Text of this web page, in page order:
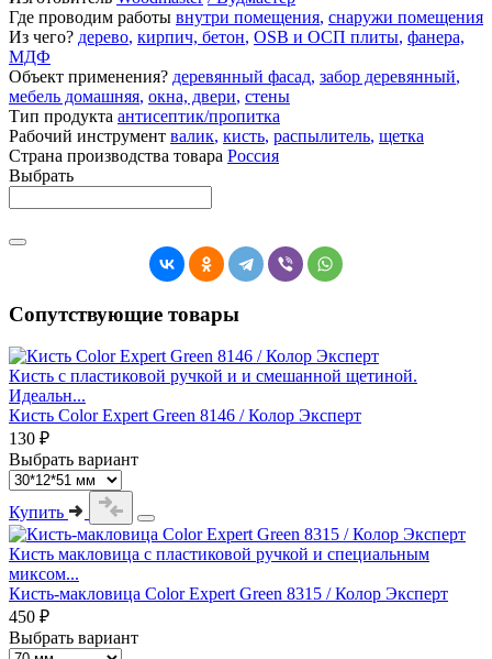
Где проводим работы внутри помещения, снаружи помещения
Из чего? дерево, кирпич, бетон, OSB и ОСП плиты, фанера,
МДФ
Объект применения? деревянный фасад, забор деревянный,
мебель домашняя, окна, двери, стены
Тип продукта антисептик/пропитка
Рабочий инструмент валик, кисть, распылитель, щетка
Страна производства товара Россия
Выбрать
Сопутствующие товары
Кисть с пластиковой ручкой и и смешанной щетиной.
Идеальн...
Кисть Color Expert Green 8146 / Колор Эксперт
130 ₽
Выбрать вариант
Купить
Кисть макловица с пластиковой ручкой и специальным
миксом...
Кисть-макловица Color Expert Green 8315 / Колор Эксперт
450 ₽
Выбрать вариант